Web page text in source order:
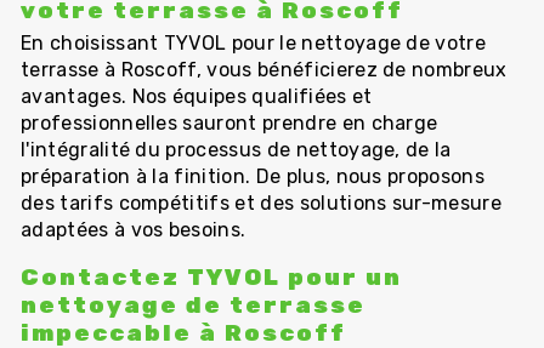
votre terrasse à Roscoff
En choisissant TYVOL pour le nettoyage de votre
terrasse à Roscoff, vous bénéficierez de nombreux
avantages. Nos équipes qualifiées et
professionnelles sauront prendre en charge
l'intégralité du processus de nettoyage, de la
préparation à la finition. De plus, nous proposons
des tarifs compétitifs et des solutions sur-mesure
adaptées à vos besoins.
Contactez TYVOL pour un
nettoyage de terrasse
impeccable à Roscoff